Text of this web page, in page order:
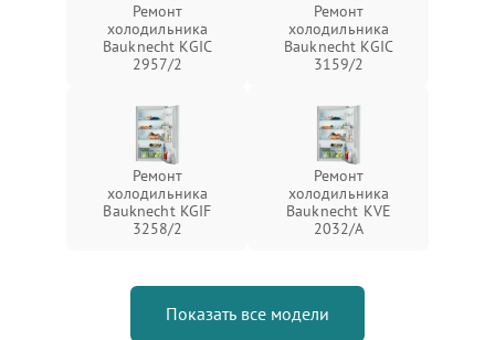
Ремонт
холодильника
Bauknecht KGIC
2957/2
Ремонт
холодильника
Bauknecht KGIC
3159/2
Ремонт
холодильника
Bauknecht KGIF
3258/2
Ремонт
холодильника
Bauknecht KVE
2032/A
Показать все модели